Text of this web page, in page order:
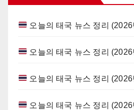
오늘의 태국 뉴스 정리
오늘의 태국 뉴스 정리
오늘의 태국 뉴스 정리
오늘의 태국 뉴스 정리